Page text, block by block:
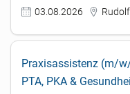
03.08.2026
Praxisassistenz (m/
PTA, PKA &